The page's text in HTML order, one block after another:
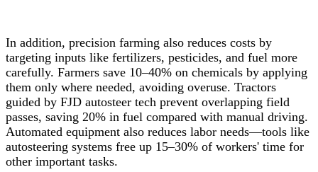
In addition, precision farming also reduces costs by
targeting inputs like fertilizers, pesticides, and fuel more
carefully. Farmers save 10–40% on chemicals by applying
them only where needed, avoiding overuse. Tractors
guided by FJD autosteer tech prevent overlapping field
passes, saving 20% in fuel compared with manual driving.
Automated equipment also reduces labor needs—tools like
autosteering systems free up 15–30% of workers' time for
other important tasks.